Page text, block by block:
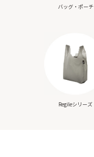
バッグ・ポーチ
Regileシリーズ